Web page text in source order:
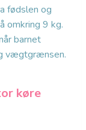
fødslen og
omkring 9 kg.
barnet
vægtgrænsen.
køre